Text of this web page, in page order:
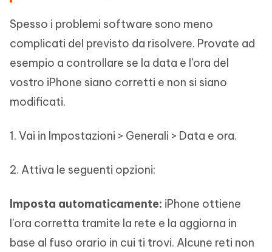
Spesso i problemi software sono meno
complicati del previsto da risolvere. Provate ad
esempio a controllare se la data e l’ora del
vostro iPhone siano corretti e non si siano
modificati.
1. Vai in Impostazioni > Generali > Data e ora.
2. Attiva le seguenti opzioni:
Imposta automaticamente: iPhone ottiene
l'ora corretta tramite la rete e la aggiorna in
base al fuso orario in cui ti trovi. Alcune reti non